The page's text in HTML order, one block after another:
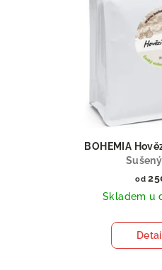
BOHEMIA
od
Skladem u